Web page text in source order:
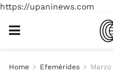
https://upaninews.com
Home Efemérides Marzo